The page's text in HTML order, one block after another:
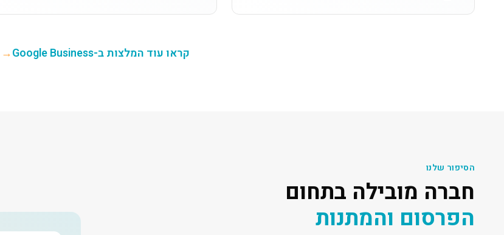
קראו עוד המלצות ב-Google Business →
הסיפור שלנו
חברה מובילה בתחום
הפרסום והמתנות